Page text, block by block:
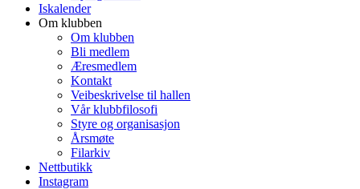
Iskalender
Om klubben
Om klubben
Bli medlem
Æresmedlem
Kontakt
Veibeskrivelse til hallen
Vår klubbfilosofi
Styre og organisasjon
Årsmøte
Filarkiv
Nettbutikk
Instagram